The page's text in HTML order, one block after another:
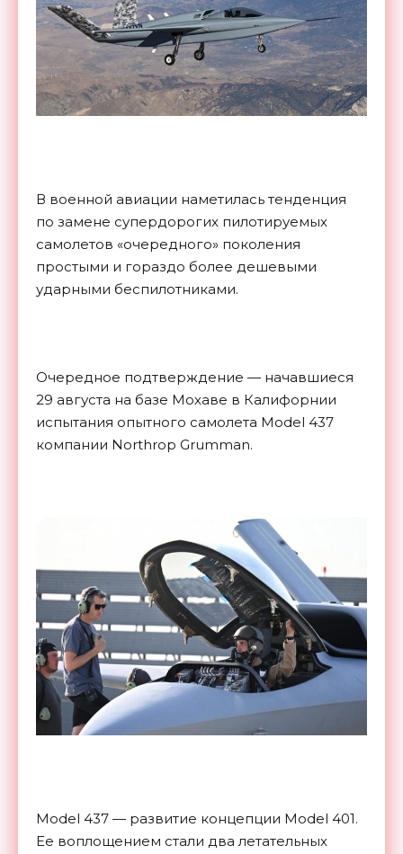
В военной авиации наметилась тенденция
по замене супердорогих пилотируемых
самолетов «очередного» поколения
простыми и гораздо более дешевыми
ударными беспилотниками.
Очередное подтверждение — начавшиеся
29 августа на базе Мохаве в Калифорнии
испытания опытного самолета Model 437
компании Northrop Grumman.
Model 437 — развитие концепции Model 401.
Ее воплощением стали два летательных